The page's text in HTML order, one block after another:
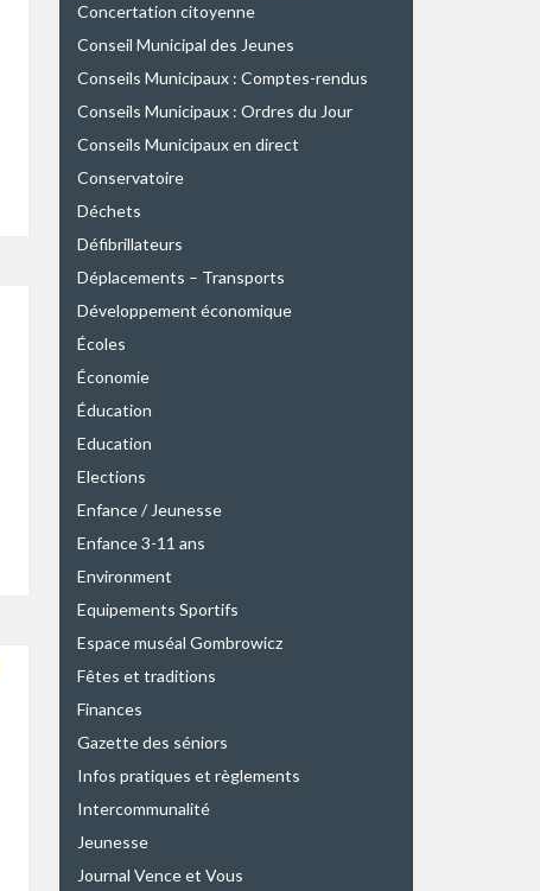
Concertation citoyenne
Conseil Municipal des Jeunes
Conseils Municipaux : Comptes-rendus
Conseils Municipaux : Ordres du Jour
Conseils Municipaux en direct
Conservatoire
Déchets
Défibrillateurs
Déplacements – Transports
Développement économique
Écoles
Économie
Éducation
Education
Elections
Enfance / Jeunesse
Enfance 3-11 ans
Environment
Equipements Sportifs
Espace muséal Gombrowicz
Fêtes et traditions
Finances
Gazette des séniors
Infos pratiques et règlements
Intercommunalité
Jeunesse
Journal Vence et Vous